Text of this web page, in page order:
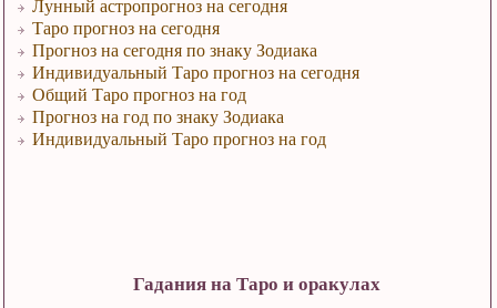
Таро прогноз на сегодня
Прогноз на сегодня по знаку Зодиака
Индивидуальный Таро прогноз на сегодня
Общий Таро прогноз на год
Прогноз на год по знаку Зодиака
Индивидуальный Таро прогноз на год
Гадания на Таро и оракулах